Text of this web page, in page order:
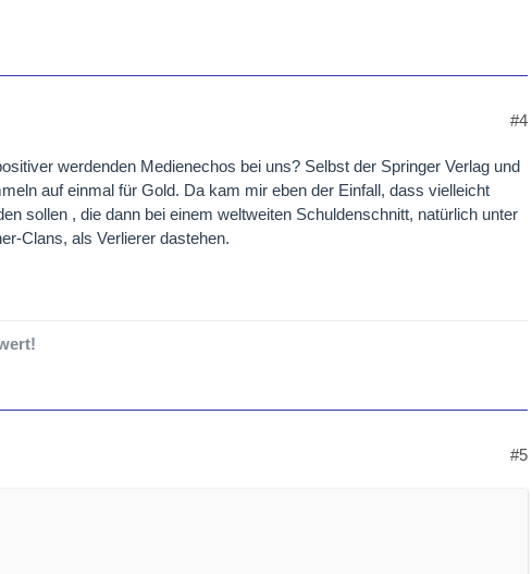
#4
werdenden Medienechos bei uns? Selbst der Springer Verlag und
auf einmal für Gold. Da kam mir eben der Einfall, dass vielleicht
sollen , die dann bei einem weltweiten Schuldenschnitt, natürlich unter
Clans, als Verlierer dastehen.
#5